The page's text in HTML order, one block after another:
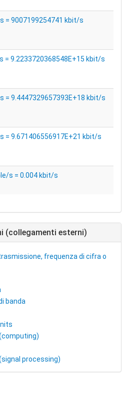
= 9007199254741 kbit/s
= 9.2233720368548E+15 kbit/s
= 9.4447329657393E+18 kbit/s
= 9.671406556917E+21 kbit/s
s = 0.004 kbit/s
(collegamenti esterni)
frequenza di cifra o
banda
processing)